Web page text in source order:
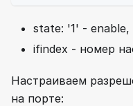
state: '1' - enable,
ifindex - номер
Настраиваем
на порте: